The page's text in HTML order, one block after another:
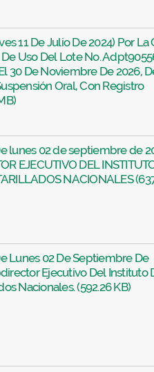
11 De Julio De 2024) Por La
Uso Del Lote No.
30 De Noviembre De 2026,
Oral, Con Registro
lunes 02 de septiembre de
EJECUTIVO DEL
NACIONALES
Lunes 02 De Septiembre De
Ejecutivo Del Instituto
Nacionales. (592.26 KB)